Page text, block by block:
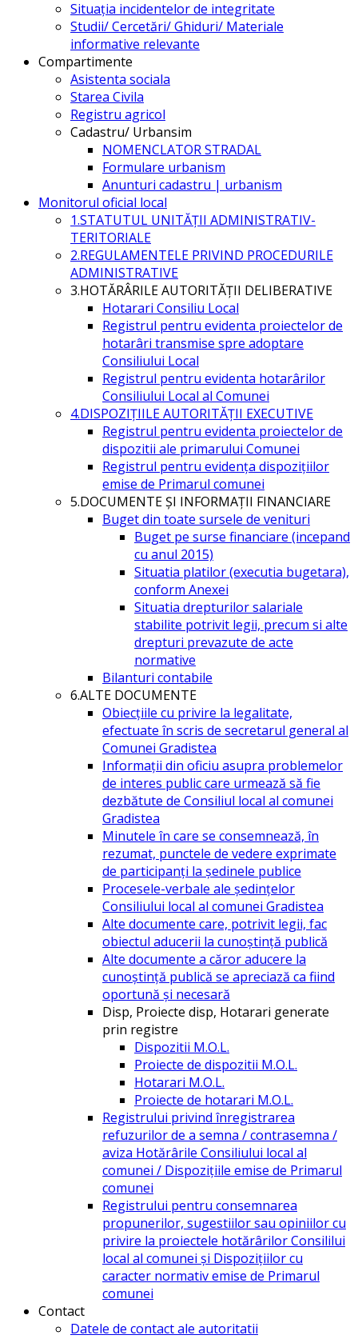
Situația incidentelor de integritate
Studii/ Cercetări/ Ghiduri/ Materiale
informative relevante
Compartimente
Asistenta sociala
Starea Civila
Registru agricol
Cadastru/ Urbansim
NOMENCLATOR STRADAL
Formulare urbanism
Anunturi cadastru | urbanism
Monitorul oficial local
1.STATUTUL UNITĂŢII ADMINISTRATIV-
TERITORIALE
2.REGULAMENTELE PRIVIND PROCEDURILE
ADMINISTRATIVE
3.HOTĂRÂRILE AUTORITĂŢII DELIBERATIVE
Hotarari Consiliu Local
Registrul pentru evidenta proiectelor de
hotarâri transmise spre adoptare
Consiliului Local
Registrul pentru evidenta hotarârilor
Consiliului Local al Comunei
4.DISPOZIŢIILE AUTORITĂŢII EXECUTIVE
Registrul pentru evidenta proiectelor de
dispozitii ale primarului Comunei
Registrul pentru evidența dispozițiilor
emise de Primarul comunei
5.DOCUMENTE ŞI INFORMAŢII FINANCIARE
Buget din toate sursele de venituri
Buget pe surse financiare (incepand
cu anul 2015)
Situatia platilor (executia bugetara),
conform Anexei
Situatia drepturilor salariale
stabilite potrivit legii, precum si alte
drepturi prevazute de acte
normative
Bilanturi contabile
6.ALTE DOCUMENTE
Obiecțiile cu privire la legalitate,
efectuate în scris de secretarul general al
Comunei Gradistea
Informații din oficiu asupra problemelor
de interes public care urmează să fie
dezbătute de Consiliul local al comunei
Gradistea
Minutele în care se consemnează, în
rezumat, punctele de vedere exprimate
de participanți la ședinele publice
Procesele-verbale ale ședințelor
Consiliului local al comunei Gradistea
Alte documente care, potrivit legii, fac
obiectul aducerii la cunoștință publică
Alte documente a căror aducere la
cunoștință publică se apreciază ca fiind
oportună și necesară
Disp, Proiecte disp, Hotarari generate
prin registre
Dispozitii M.O.L.
Proiecte de dispozitii M.O.L.
Hotarari M.O.L.
Proiecte de hotarari M.O.L.
Registrului privind înregistrarea
refuzurilor de a semna / contrasemna /
aviza Hotărârile Consiliului local al
comunei / Dispozițiile emise de Primarul
comunei
Registrului pentru consemnarea
propunerilor, sugestiilor sau opiniilor cu
privire la proiectele hotărârilor Consililui
local al comunei și Dispozițiilor cu
caracter normativ emise de Primarul
comunei
Contact
Datele de contact ale autoritatii